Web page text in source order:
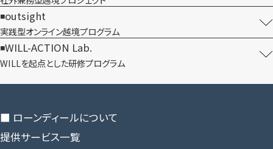
outsight
実践型オンライン​越境プログラム
WILL-ACTION Lab.
WILLを​起点とした​研修プログラム
■ ローンディールに​ついて
提供サービス一覧